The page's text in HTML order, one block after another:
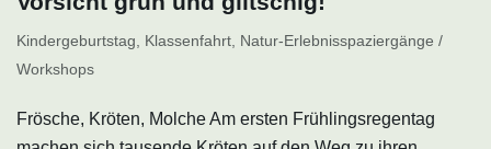
Kindergeburtstag, Klassenfahrt, Natur-Erlebnisspaziergänge /
Workshops
Frösche, Kröten, Molche Am ersten Frühlingsregentag